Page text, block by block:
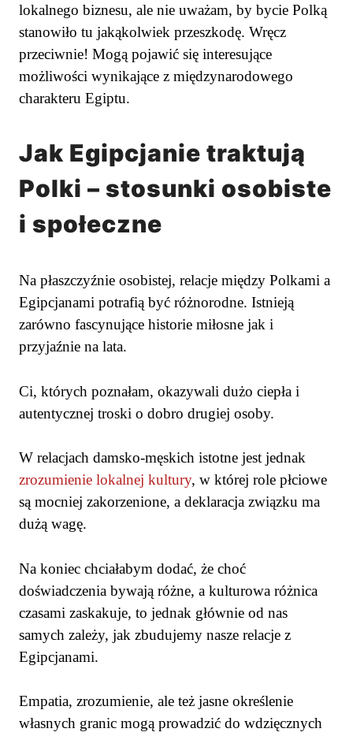
lokalnego biznesu, ale nie uważam, by bycie Polką
stanowiło tu jakąkolwiek przeszkodę. Wręcz
przeciwnie! Mogą pojawić się interesujące
możliwości wynikające z międzynarodowego
charakteru Egiptu.
Jak Egipcjanie traktują
Polki – stosunki osobiste
i społeczne
Na płaszczyźnie osobistej, relacje między Polkami a
Egipcjanami potrafią być różnorodne. Istnieją
zarówno fascynujące historie miłosne jak i
przyjaźnie na lata.
Ci, których poznałam, okazywali dużo ciepła i
autentycznej troski o dobro drugiej osoby.
W relacjach damsko-męskich istotne jest jednak
zrozumienie lokalnej kultury, w której role płciowe
są mocniej zakorzenione, a deklaracja związku ma
dużą wagę.
Na koniec chciałabym dodać, że choć
doświadczenia bywają różne, a kulturowa różnica
czasami zaskakuje, to jednak głównie od nas
samych zależy, jak zbudujemy nasze relacje z
Egipcjanami.
Empatia, zrozumienie, ale też jasne określenie
własnych granic mogą prowadzić do wdzięcznych